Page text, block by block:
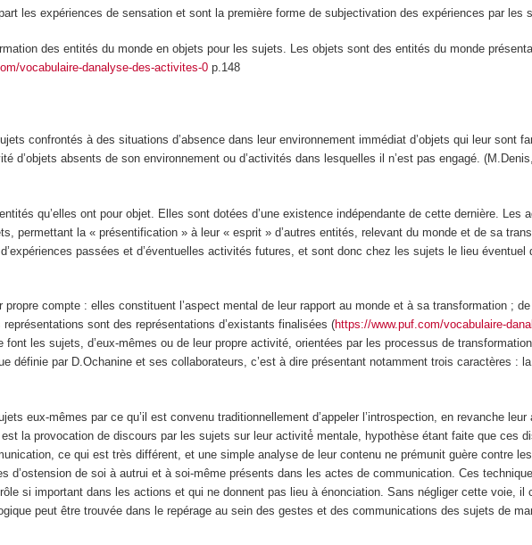
les expériences de sensation et sont lapremière forme de subjectivation des expériences par les
des entités du monde en objets pour les sujets. Les objets sont des entités du monde
vocabulaire-danalyse-des-activites-0 p.148
confrontés à des situations d’absencedans leur environnement immédiatd’objets qui leur sont
d’objets absents de son environnement ou d’activités dans lesquelles il n’est pas engagé. (M.Denis,
qu’elles ont pour objet . Elles sont dotées d’une existence indépendante de cette dernière.
, permettant la « présentification » à leur « esprit » d’autres entités, relevant du monde et de sa
passées et d’éventuelles activités futures, et sont donc chez les sujets le lieu éventuel
compte : elles constituent l’aspect mental de leur rapport au monde et à sa transformation ;
représentations sont des représentations d’existants finalisées (https://www.puf.com/vocabulaire-
les sujets, d’eux-mêmes ou de leur propre activité, orientées par les processus de
définie par D.Ochanine et ses collaborateurs, c’est à dire présentant notamment trois caractères :
eux-mêmes par ce qu’il est convenu traditionnellement d’appeler l’introspection,en revanche leur
la provocation de discours par les sujets sur leur activité́ mentale, hypothèse étant faite que ces
ce qui est très différent, et une simple analyse de leur contenu ne prémunit guère contre
d’ostension de soi à autrui et à soi-même présents dans les actes de communication. Ces
si important dans les actions et qui ne donnent pas lieu à énonciation. Sans négliger cette voie, il
peut être trouvée dans le repérage au sein des gestes et des communications des sujets de